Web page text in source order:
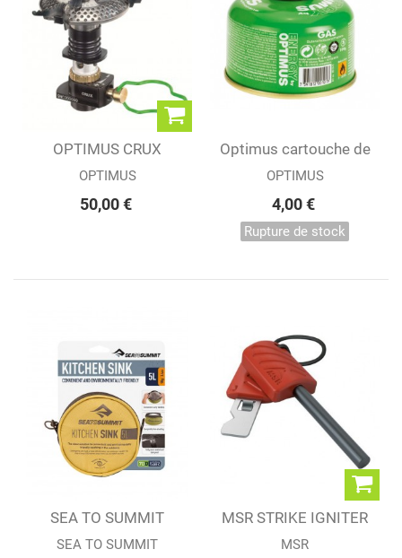
OPTIMUS CRUX
OPTIMUS
50,00 €
Optimus cartouche de
gaz 100G
OPTIMUS
4,00 €
Rupture de stock
SEA TO SUMMIT
BASSINE...
SEA TO SUMMIT
MSR STRIKE IGNITER
MSR